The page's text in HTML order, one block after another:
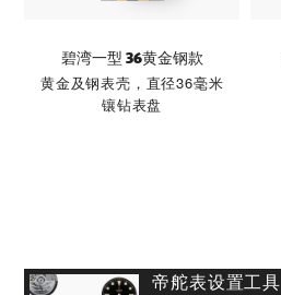
碧湾一型 36黄金钢款
黄金及钢表壳，直径36毫米
镶钻表盘
帝舵表设置工具